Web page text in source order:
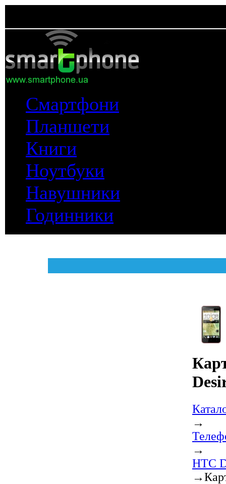
Смартфони
Планшети
Книги
Ноутбуки
Навушники
Годинники
→
→
HTC
→